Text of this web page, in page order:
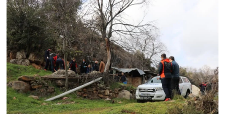
Video Haber
Yaşam
Yeme-İçme
Yemek